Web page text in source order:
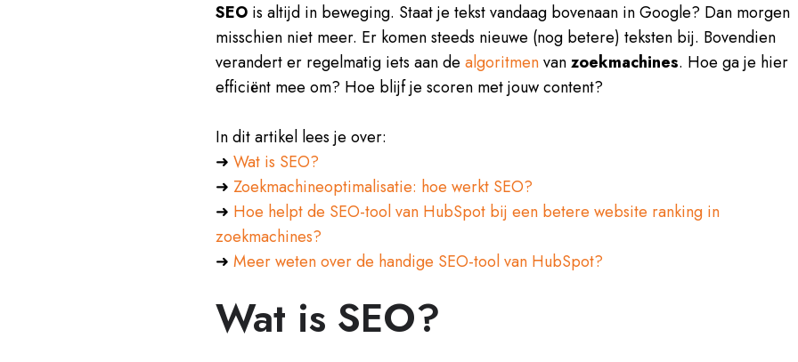
SEO is altijd in beweging. Staat je tekst vandaag bovenaan in Google? Dan morgen
misschien niet meer. Er komen steeds nieuwe (nog betere) teksten bij. Bovendien
verandert er regelmatig iets aan dealgoritmenvanzoekmachines. Hoe ga je hier
efficiënt mee om? Hoe blijf je scoren met jouw content?
In dit artikel lees je over:
➜Wat is SEO?
➜Zoekmachineoptimalisatie: hoe werkt SEO?
➜ Hoe helpt de SEO-tool van HubSpot bij een betere website ranking in
zoekmachines?
➜Meer weten over de handige SEO-tool van HubSpot?
Wat is SEO?